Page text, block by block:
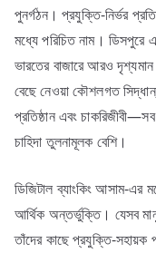
পুনর্গঠন। প্রযুক্তি-নির্ভর
মধ্যে পরিচিত নাম। ডিসপুরে
ভারতের বাজারে আরও
বেছে নেওয়া কৌশলগত
প্রতিষ্ঠান এবং
চাহিদা তুলনামূলক বেশি।
ডিজিটাল ব্যাংকিং আসাম-
আর্থিক অন্তর্ভুক্তি। যেসব
তাঁদের কাছে প্রযুক্তি-